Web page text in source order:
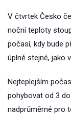
V čtvrtek Česko
noční teploty
počasí, kdy bude
úplně stejné, jako
Nejteplejším
pohybovat od 3
nadprůměrné pro